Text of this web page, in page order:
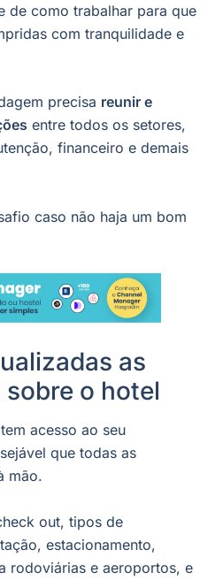
de como trabalhar para que
com tranquilidade e
precisa reunir e
entre todos os setores,
financeiro e demais
caso não haja um bom
as
o hotel
acesso ao seu
que todas as
mão.
out, tipos de
estacionamento,
rodoviárias e aeroportos, e